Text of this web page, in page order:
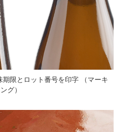
限とロット番号を印字 （マーキ
ング）